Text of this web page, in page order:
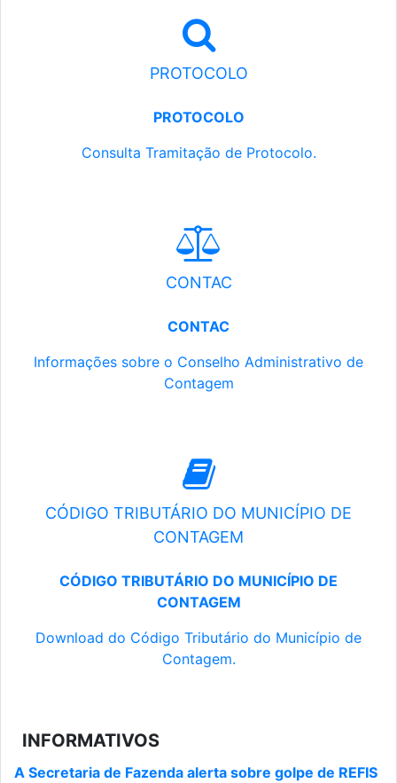
PROTOCOLO
PROTOCOLO
Consulta Tramitação de Protocolo.
CONTAC
CONTAC
Informações sobre o Conselho Administrativo de
Contagem
CÓDIGO TRIBUTÁRIO DO MUNICÍPIO DE
CONTAGEM
CÓDIGO TRIBUTÁRIO DO MUNICÍPIO DE
CONTAGEM
Download do Código Tributário do Município de
Contagem.
INFORMATIVOS
A Secretaria de Fazenda alerta sobre golpe de REFIS